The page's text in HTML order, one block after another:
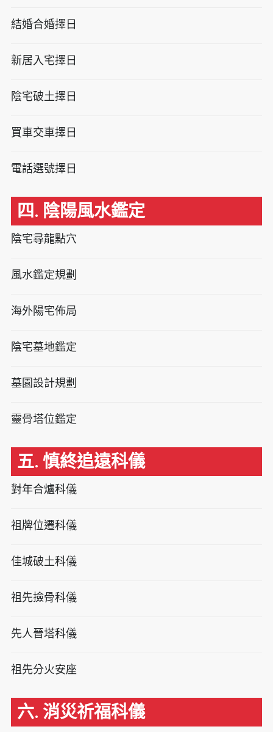
結婚合婚擇日
新居入宅擇日
陰宅破土擇日
買車交車擇日
電話選號擇日
四. 陰陽風水鑑定
陰宅尋龍點穴
風水鑑定規劃
海外陽宅佈局
陰宅墓地鑑定
墓園設計規劃
靈骨塔位鑑定
五. 慎終追遠科儀
對年合爐科儀
祖牌位遷科儀
佳城破土科儀
祖先撿骨科儀
先人晉塔科儀
祖先分火安座
六. 消災祈福科儀